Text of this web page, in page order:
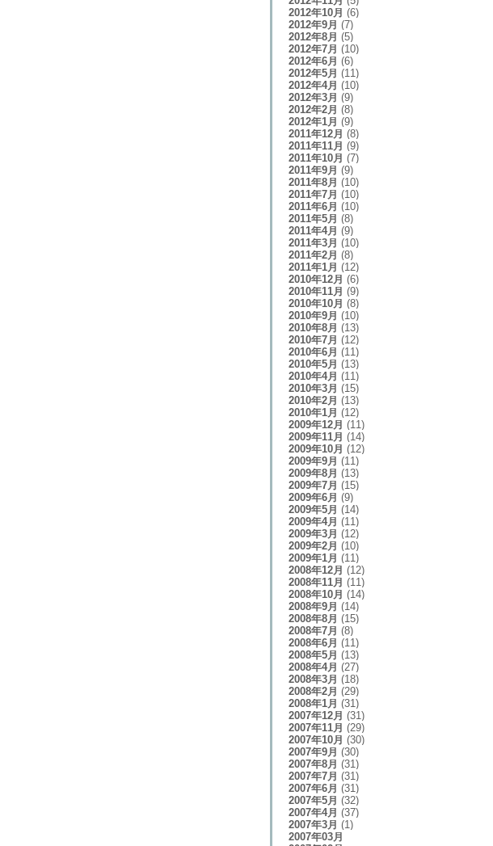
2012年10月 (6)
2012年9月 (7)
2012年8月 (5)
2012年7月 (10)
2012年6月 (6)
2012年5月 (11)
2012年4月 (10)
2012年3月 (9)
2012年2月 (8)
2012年1月 (9)
2011年12月 (8)
2011年11月 (9)
2011年10月 (7)
2011年9月 (9)
2011年8月 (10)
2011年7月 (10)
2011年6月 (10)
2011年5月 (8)
2011年4月 (9)
2011年3月 (10)
2011年2月 (8)
2011年1月 (12)
2010年12月 (6)
2010年11月 (9)
2010年10月 (8)
2010年9月 (10)
2010年8月 (13)
2010年7月 (12)
2010年6月 (11)
2010年5月 (13)
2010年4月 (11)
2010年3月 (15)
2010年2月 (13)
2010年1月 (12)
2009年12月 (11)
2009年11月 (14)
2009年10月 (12)
2009年9月 (11)
2009年8月 (13)
2009年7月 (15)
2009年6月 (9)
2009年5月 (14)
2009年4月 (11)
2009年3月 (12)
2009年2月 (10)
2009年1月 (11)
2008年12月 (12)
2008年11月 (11)
2008年10月 (14)
2008年9月 (14)
2008年8月 (15)
2008年7月 (8)
2008年6月 (11)
2008年5月 (13)
2008年4月 (27)
2008年3月 (18)
2008年2月 (29)
2008年1月 (31)
2007年12月 (31)
2007年11月 (29)
2007年10月 (30)
2007年9月 (30)
2007年8月 (31)
2007年7月 (31)
2007年6月 (31)
2007年5月 (32)
2007年4月 (37)
2007年3月 (1)
2007年03月